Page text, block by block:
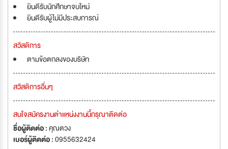
ยินดีรับนักศึกษาจบใหม่
ยินดีรับผู้ไม่มีประสบการณ์
สวัสดิการ
ตามข้อตกลงของบริษัท
สวัสดิการอื่นๆ
สนใจสมัครงานตำแหน่งงานนี้กรุณาติดต่อ
ชื่อผู้ติดต่อ :คุณตวง
เบอร์ผู้ติดต่อ :0955632424